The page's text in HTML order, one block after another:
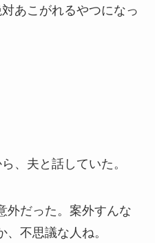
あこがれるやつになっ
、夫と話していた。
外だった。案外すんな
、不思議な人ね。